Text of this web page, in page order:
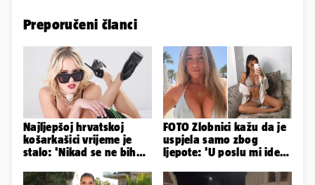
Preporučeni članci
Najljepšoj hrvatskoj
košarkašici vrijeme je
stalo: 'Nikad se ne bih
Playboy...'
FOTO Zlobnici kažu da je
uspjela samo zbog
ljepote: 'U poslu mi ide